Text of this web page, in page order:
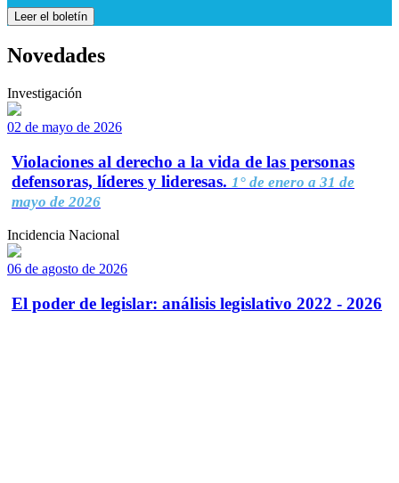
Leer el boletín
Novedades
Investigación
02 de mayo de 2026
Violaciones al derecho a la vida de las personas
defensoras, líderes y lideresas. 1° de enero a 31 de
mayo de 2026
Incidencia Nacional
06 de agosto de 2026
El poder de legislar: análisis legislativo 2022 - 2026